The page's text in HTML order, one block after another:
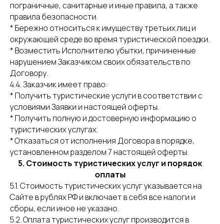
пограничные, санитарные и иные правила, а также
правила безопасности.
* Бережно относиться к имуществу третьих лиц и
окружающей среде во время туристической поездки.
* Возместить Исполнителю убытки, причиненные
нарушением Заказчиком своих обязательств по
Договору.
4.4. Заказчик имеет право:
* Получить туристические услуги в соответствии с
условиями Заявки и настоящей оферты.
* Получить полную и достоверную информацию о
туристических услугах.
* Отказаться от исполнения Договора в порядке,
установленном разделом 7 настоящей оферты.
5. Стоимость туристических услуг и порядок
оплаты
5.1. Стоимость туристических услуг указывается на
Сайте в рублях РФ и включает в себя все налоги и
сборы, если иное не указано.
5.2. Оплата туристических услуг производится в